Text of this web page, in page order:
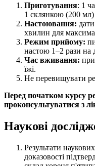
Приготування: 1
1 склянкою (200 мл)
Настоювання:
хвилин для
Режим прийому:
настою 1–2 рази на
Час вживання:
їжі.
Не перевищувати
Перед початком курсу
проконсультуватися з
Наукові
Результати
доказовості